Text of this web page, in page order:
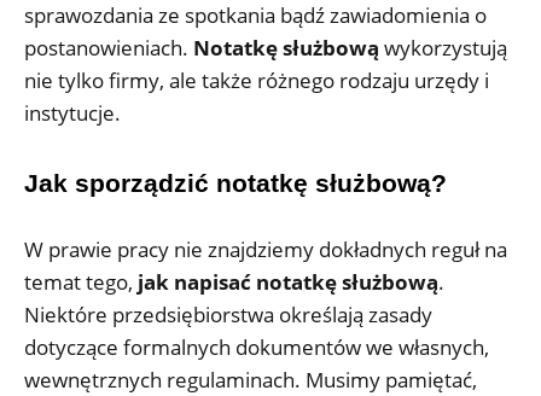
sprawozdania ze spotkania bądź zawiadomienia o
postanowieniach. Notatkę służbową wykorzystują
nie tylko firmy, ale także różnego rodzaju urzędy i
instytucje.
Jak sporządzić notatkę służbową?
W prawie pracy nie znajdziemy dokładnych reguł na
temat tego, jak napisać notatkę służbową.
Niektóre przedsiębiorstwa określają zasady
dotyczące formalnych dokumentów we własnych,
wewnętrznych regulaminach. Musimy pamiętać,